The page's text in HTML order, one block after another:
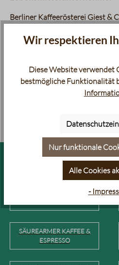
Berliner Kaffeerösterei Giest &
FILTERKAFFEE
FILTERKAFFEE RARITÄTEN
SÄUREARMER KAFFEE &
ESPRESSO
Wir respektieren
Diese Website verwendet
bestmögliche Funktionalität
Nur funktionale
Alle Cookies
-